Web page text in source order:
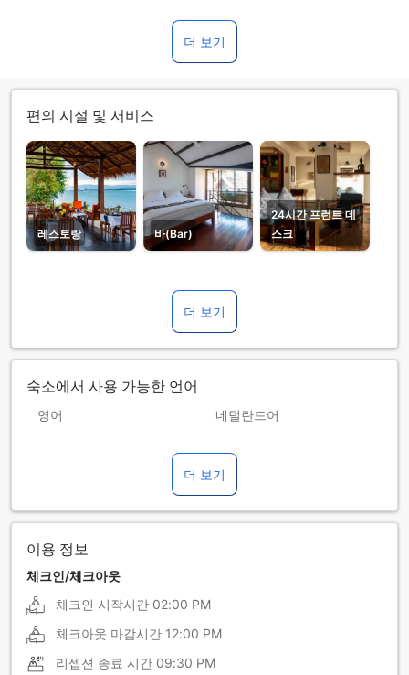
더 보기
편의 시설 및 서비스
레스토랑 바(Bar)
24시간 프런트 데
스크
더 보기
숙소에서 사용 가능한 언어
영어 네덜란드어
프랑스어
더 보기
이용 정보
체크인/체크아웃
체크인 시작시간 02:00 PM
체크아웃 마감시간 12:00 PM
리셉션 종료 시간 09:30 PM